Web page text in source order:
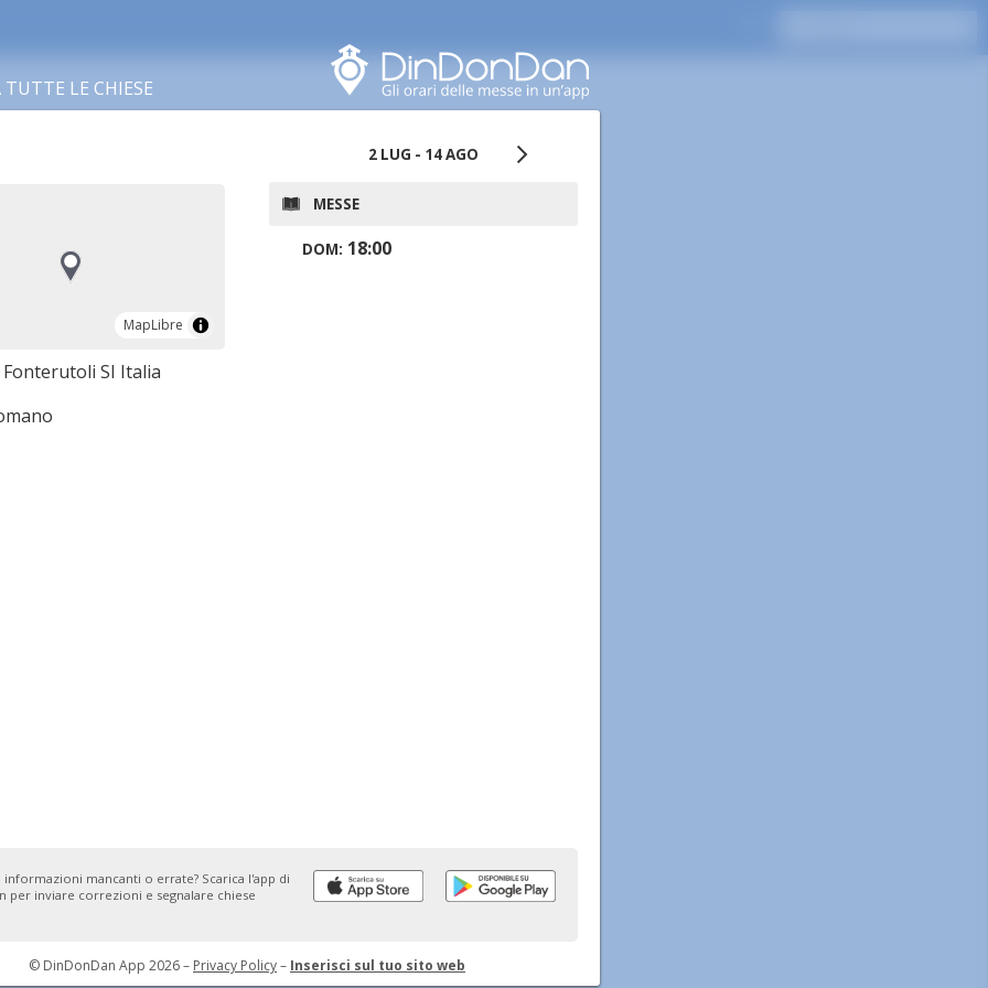
LE CHIESE
MapLibre
MapLibre
Fonterutoli SI Italia
2 LUG - 14 AGO
MESSE
DOM: 18:00
informazioni mancanti o errate? Scarica l'app di
per inviare correzioni e segnalare chiese
© DinDonDan App 2026 – Privacy Policy– Inserisci sul tuo sito web